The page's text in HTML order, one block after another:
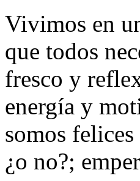
Vivimos en
que todos
fresco y
energía y
somos
¿o no?;